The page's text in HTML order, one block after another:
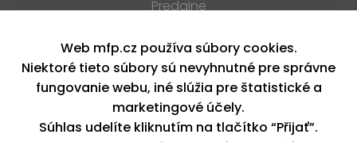
Predajne
K stiahnutiu
Blog
Kontakt
Kariéra
XML feed
Web mfp.cz používa súbory cookies.
Niektoré tieto súbory sú nevyhnutné pre správne
fungovanie webu, iné slúžia pre štatistické a
marketingové účely.
Súhlas udelíte kliknutím na tlačítko “Přijať”.